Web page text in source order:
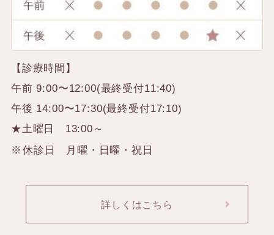
【診療時間】
午前 9:00〜12:00(最終受付11:40)
午後 14:00〜17:30(最終受付17:10)
★土曜日 13:00～
休診日 月曜・日曜・祝日
詳しくはこちら